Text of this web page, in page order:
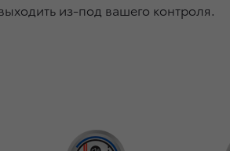
из-под вашего контроля.